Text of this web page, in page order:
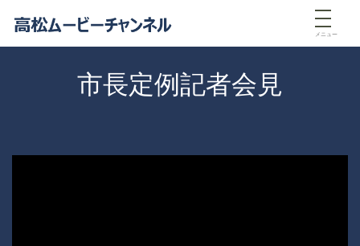
メニュー
市長定例記者会見